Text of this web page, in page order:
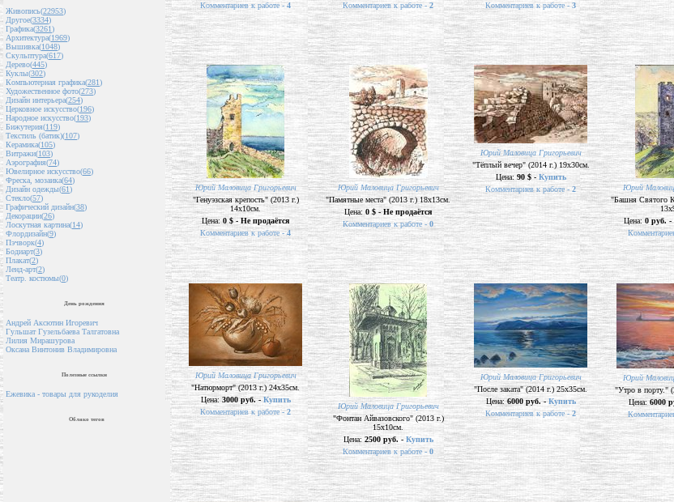
Живопись(22953)
Другое(3334)
Графика(3261)
Архитектура(1969)
Вышивка(1048)
Скульптура(617)
Дерево(445)
Куклы(302)
Компьютерная графика(281)
Художественное фото(273)
Дизайн интерьера(254)
Церковное искусство(196)
Народное искусство(193)
Бижутерия(119)
Текстиль (батик)(107)
Керамика(105)
Витражи(103)
Аэрография(74)
Ювелирное искусство(66)
Фреска, мозаика(64)
Дизайн одежды(61)
Стекло(57)
Графический дизайн(38)
Декорации(26)
Лоскутная картина(14)
Флордизайн(9)
Пэчворк(4)
Бодиарт(3)
Плакат(2)
Ленд-арт(2)
Театр. костюмы(0)
День рождения
Андрей Аксютин Игоревич
Гульшат Гузельбаева Талгатовна
Лилия Мирашурова
Оксана Винтонив Владимировна
Полезные ссылки
Ежевика - товары для рукоделия
Облако тегов
Комментариев к работе -4
Комментариев к работе - 2
Комментариев к работе - 3
Юрий Маловица Григорьевич
"Генуэзская крепость" (2013 г.)
14х10см.
Цена:0 $ - Не продаётся
Комментариев к работе -4
Юрий Маловица Григорьевич
"Памятные места" (2013 г.) 18х13см.
Цена: 0 $ - Не продаётся
Комментариев к работе -0
Юрий Маловица Григорьевич
"Тёплый вечер" (2014 г.) 19х30см.
Цена:90 $ -Купить
Комментариев к работе - 2
Юрий
"Башня Святого
Цена: 0 руб. -
Юрий Маловица Григорьевич
"Натюрморт" (2013 г.) 24х35см.
Цена:3000 руб. -Купить
Комментариев к работе -2
Юрий Маловица Григорьевич
"Фонтан Айвазовского" (2013 г.)
15х10см.
Цена: 2500 руб. - Купить
Комментариев к работе - 0
Юрий Маловица Григорьевич
"После заката" (2014 г.) 25х35см.
Цена:6000 руб. -Купить
Комментариев к работе - 2
Юрий
"Утро в порту."
Цена:6000